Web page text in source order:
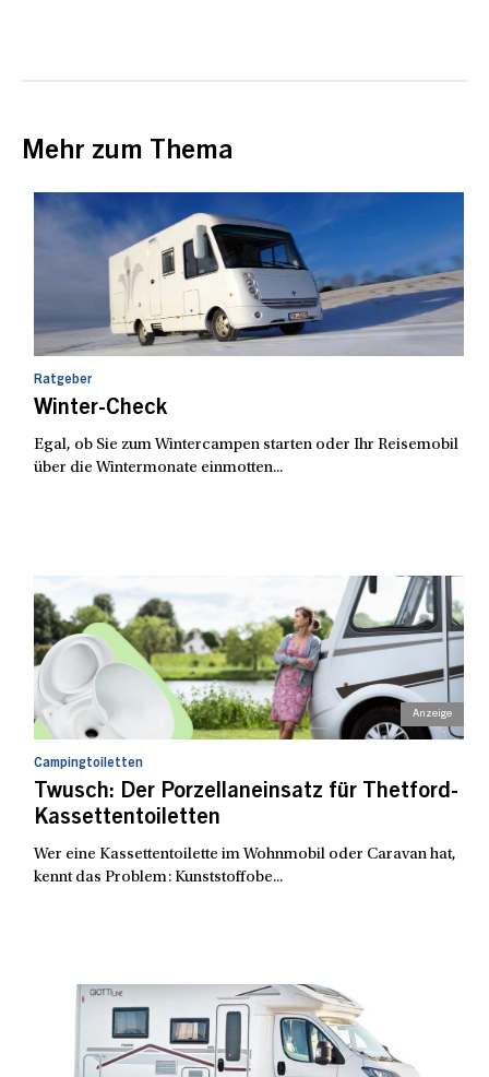
Mehr zum Thema
Ratgeber
Winter-Check
Egal, ob Sie zum Wintercampen starten oder Ihr Reisemobil
über die Wintermonate einmotten...
Campingtoiletten
Twusch: Der Porzellaneinsatz für Thetford-
Kassettentoiletten
Wer eine Kassettentoilette im Wohnmobil oder Caravan hat,
kennt das Problem: Kunststoffobe...